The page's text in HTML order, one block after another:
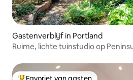
Gastenverblijf in Portland
Ruime, lichte tuinstudio op